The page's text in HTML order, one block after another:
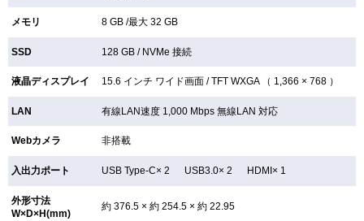
メモリ 8 GB /最大 32 GB
SSD 128 GB / NVMe 接続
液晶ディスプレイ 15.6 インチ ワイド画面 /TFTWXGA （ 1,366 × 768 ）
LAN 有線LAN速度 1,000 Mbps 無線LAN対応
Webカメラ 非搭載
入出力ポート USB Type-C× 2 USB3.0× 2 HDMI× 1
外形寸法
W×D×H(mm)
約 376.5 × 約 254.5 × 約 22.95